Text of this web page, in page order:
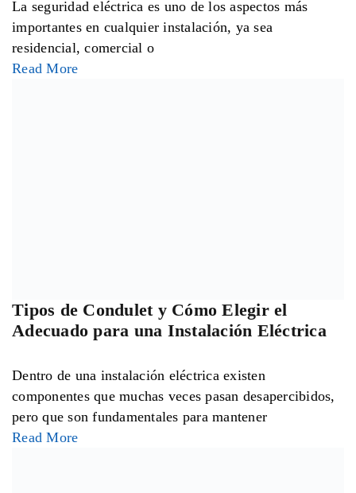
Dentro de una instalación eléctrica existen
componentes que muchas veces pasan desapercibidos,
pero que son fundamentales para mantener
Read More
Conductores Eléctricos: La Base de una
La electricidad está presente en prácticamente todo lo
que usamos diariamente. Desde la iluminación de una
vivienda hasta